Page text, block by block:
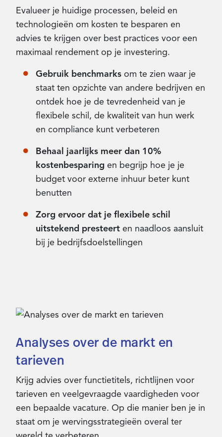
Evalueer je huidige processen, beleid en
technologieën om kosten te besparen en
advies te krijgen over best practices voor een
maximaal rendement op je investering.
Gebruik benchmarks om te zien waar je
staat ten opzichte van andere bedrijven en
ontdek hoe je de tevredenheid van je
flexibele schil, de kwaliteit van hun werk
en compliance kunt verbeteren
Behaal jaarlijks meer dan 10%
kostenbesparing en begrijp hoe je je
budget voor externe inhuur beter kunt
benutten
Zorg ervoor dat je flexibele schil
uitstekend presteert en naadloos aansluit
bij je bedrijfsdoelstellingen
Analyses over de markt en
tarieven
Krijg advies over functietitels, richtlijnen voor
tarieven en veelgevraagde vaardigheden voor
een bepaalde vacature. Op die manier ben je in
staat om je wervingsstrategieën overal ter